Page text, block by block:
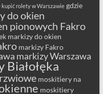
kupić rolety w Warszawie gdzie
do okien
pionowych Fakro
markizy do okien
markizy Fakro
markizy Warszawa
moskitiery na
moskitiery